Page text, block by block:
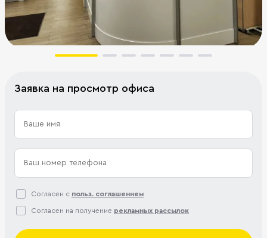
Заявка на просмотр офиса
Согласен с польз. соглашением
Согласен на получение рекламных рассылок